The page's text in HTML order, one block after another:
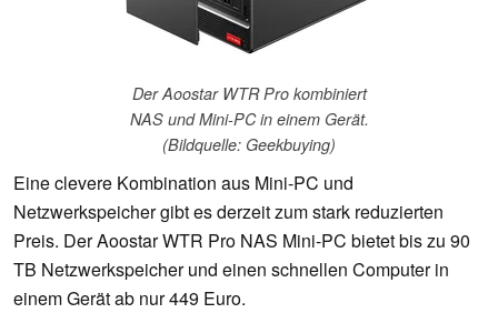
Der Aoostar WTR Pro kombiniert
NAS und Mini-PC in einem Gerät.
(Bildquelle: Geekbuying)
Eine clevere Kombination aus Mini-PC und
Netzwerkspeicher gibt es derzeit zum stark reduzierten
Preis. Der Aoostar WTR Pro NAS Mini-PC bietet bis zu 90
TB Netzwerkspeicher und einen schnellen Computer in
einem Gerät ab nur 449 Euro.